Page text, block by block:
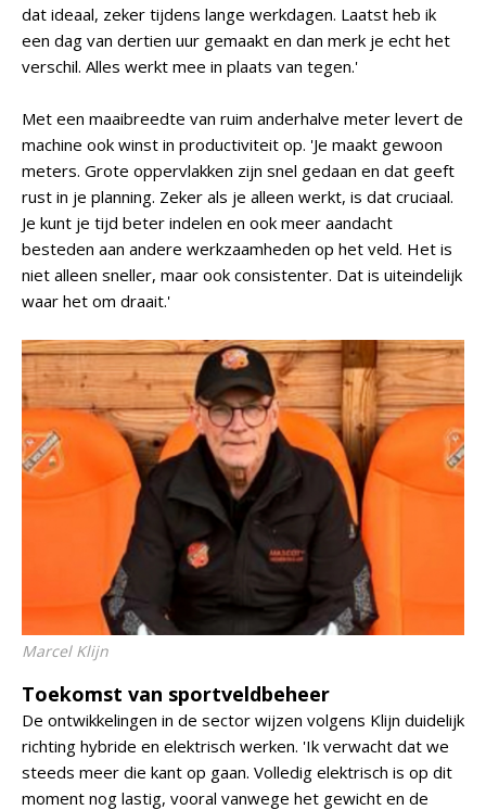
dat ideaal, zeker tijdens lange werkdagen. Laatst heb ik
een dag van dertien uur gemaakt en dan merk je echt het
verschil. Alles werkt mee in plaats van tegen.'
Met een maaibreedte van ruim anderhalve meter levert de
machine ook winst in productiviteit op. 'Je maakt gewoon
meters. Grote oppervlakken zijn snel gedaan en dat geeft
rust in je planning. Zeker als je alleen werkt, is dat cruciaal.
Je kunt je tijd beter indelen en ook meer aandacht
besteden aan andere werkzaamheden op het veld. Het is
niet alleen sneller, maar ook consistenter. Dat is uiteindelijk
waar het om draait.'
Marcel Klijn
Toekomst van sportveldbeheer
De ontwikkelingen in de sector wijzen volgens Klijn duidelijk
richting hybride en elektrisch werken. 'Ik verwacht dat we
steeds meer die kant op gaan. Volledig elektrisch is op dit
moment nog lastig, vooral vanwege het gewicht en de